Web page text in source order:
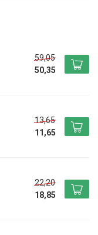
59,05
50,35
13,65
11,65
22,20
18,85